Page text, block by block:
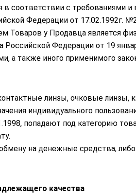
в соответствии с требованиями и
Федерации от 17.02.1992г.
Товаров у Продавца является
Федерации от 19
а также иного применимого
линзы, очковые линзы,
индивидуального
попадают под категорию
на денежные средства,
качества